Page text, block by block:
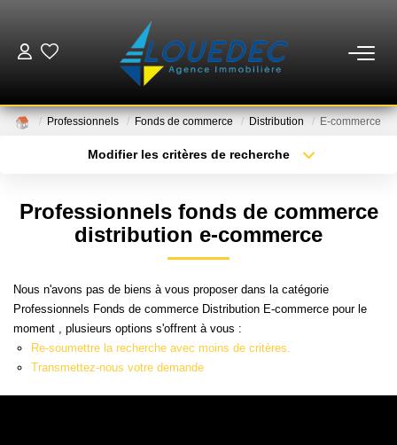
MISE EN VENTE
NOTRE AGENCE
Qui Sommes Nous
Professionnels Fonds de commerce Distribution E-commerce
Modifier les critères de recherche
Sélectionnez...
Type de bien
Créer une alerte
Professionnels fonds de commerce
distribution e-commerce
Nous n'avons pas de biens à vous proposer dans la catégorie
Professionnels Fonds de commerce Distribution E-commerce pour le
moment , plusieurs options s'offrent à vous :
Re-soumettre la recherche avec moins de critères.
Transmettez-nous votre demande